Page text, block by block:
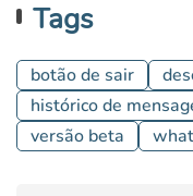
Tags
botão de sair
histórico de
versão beta